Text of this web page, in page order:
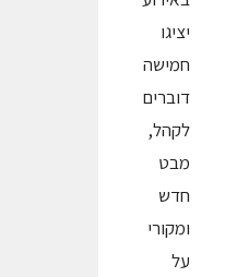
יציגו
חמישה
דוברים
לקהל,
מבט
חדש
ומקורי
על